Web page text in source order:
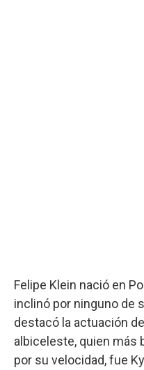
Felipe Klein nació en
inclinó por ninguno de
destacó la actuación
albiceleste, quien más
por su velocidad, fue